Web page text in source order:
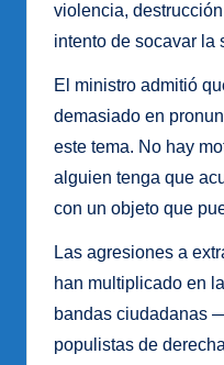
violencia,
intento de socavar la
El ministro admitió
demasiado en
este tema. No hay
alguien tenga que
con un objeto que
Las agresiones a
han multiplicado en
bandas ciudadanas
populistas de